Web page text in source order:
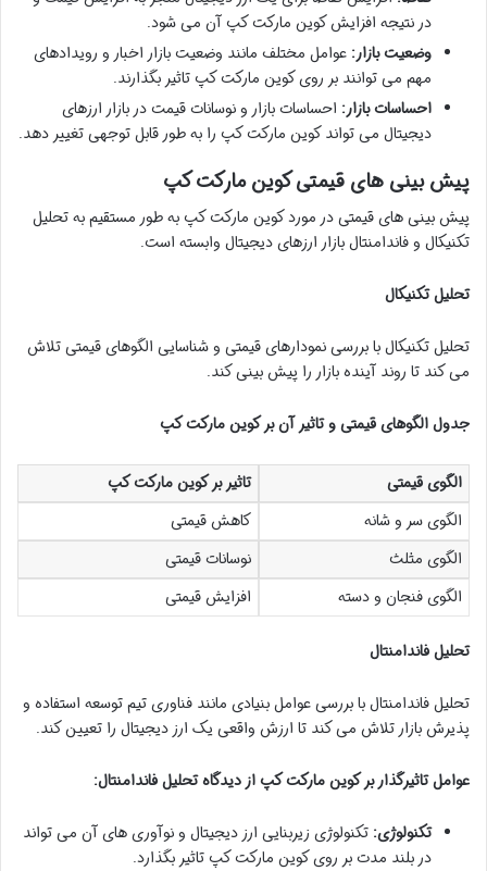
در نتیجه افزایش کوین مارکت کپ آن می شود.
وضعیت بازار: عوامل مختلف مانند وضعیت بازار اخبار و رویدادهای
مهم می توانند بر روی کوین مارکت کپ تاثیر بگذارند.
احساسات بازار: احساسات بازار و نوسانات قیمت در بازار ارزهای
دیجیتال می تواند کوین مارکت کپ را به طور قابل توجهی تغییر دهد.
پیش بینی های قیمتی کوین مارکت کپ
پیش بینی های قیمتی در مورد کوین مارکت کپ به طور مستقیم به تحلیل
تکنیکال و فاندامنتال بازار ارزهای دیجیتال وابسته است.
تحلیل تکنیکال
تحلیل تکنیکال با بررسی نمودارهای قیمتی و شناسایی الگوهای قیمتی تلاش
می کند تا روند آینده بازار را پیش بینی کند.
جدول الگوهای قیمتی و تاثیر آن بر کوین مارکت کپ
الگوی قیمتی
تاثیر بر کوین مارکت کپ
الگوی سر و شانه
کاهش قیمتی
الگوی مثلث
نوسانات قیمتی
الگوی فنجان و دسته
افزایش قیمتی
تحلیل فاندامنتال
تحلیل فاندامنتال با بررسی عوامل بنیادی مانند فناوری تیم توسعه استفاده و
پذیرش بازار تلاش می کند تا ارزش واقعی یک ارز دیجیتال را تعیین کند.
عوامل تاثیرگذار بر کوین مارکت کپ از دیدگاه تحلیل فاندامنتال:
تکنولوژی: تکنولوژی زیربنایی ارز دیجیتال و نوآوری های آن می تواند
در بلند مدت بر روی کوین مارکت کپ تاثیر بگذارد.